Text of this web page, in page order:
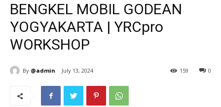
BENGKEL MOBIL GODEAN
YOGYAKARTA | YRCpro
WORKSHOP
By @admin July 13, 2024 0
159